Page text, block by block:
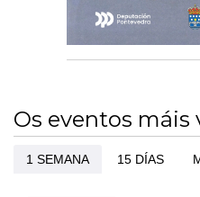
Os eventos máis
1 SEMANA 15 DÍAS